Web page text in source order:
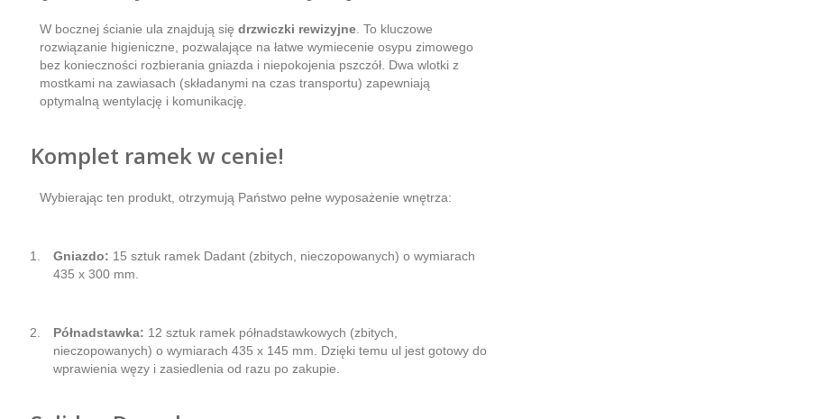
W bocznej ścianie ula znajdują się drzwiczki rewizyjne. To kluczowe
rozwiązanie higieniczne, pozwalające na łatwe wymiecenie osypu zimowego
bez konieczności rozbierania gniazda i niepokojenia pszczół. Dwa wlotki z
mostkami na zawiasach (składanymi na czas transportu) zapewniają
optymalną wentylację i komunikację.
Komplet ramek w cenie!
Wybierając ten produkt, otrzymują Państwo pełne wyposażenie wnętrza:
Gniazdo: 15 sztuk ramek Dadant (zbitych, nieczopowanych) o wymiarach
435 x 300 mm.
Półnadstawka: 12 sztuk ramek półnadstawkowych (zbitych,
nieczopowanych) o wymiarach 435 x 145 mm. Dzięki temu ul jest gotowy do
wprawienia węzy i zasiedlenia od razu po zakupie.